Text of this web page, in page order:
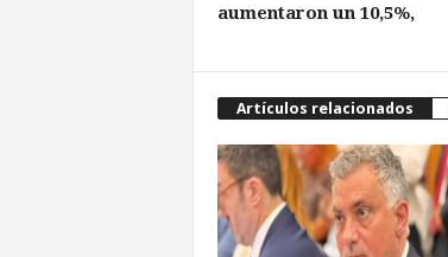
aumentaron un 10,5%,
Artículos relacionados